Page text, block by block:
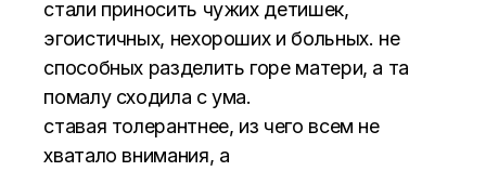
стали приносить чужих детишек,
эгоистичных, нехороших и больных. не
способных разделить горе матери, а та
помалу сходила с ума.
ставая толерантнее, из чего всем не
хватало внимания, а